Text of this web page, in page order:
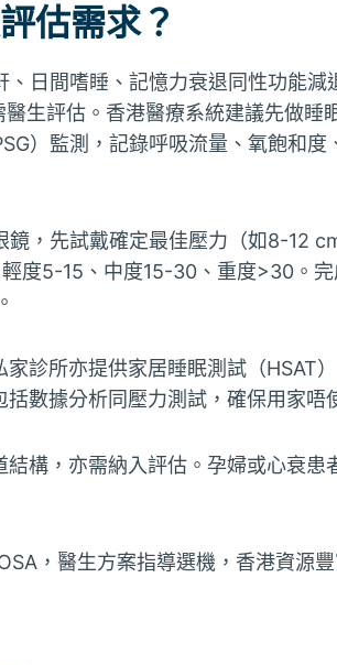
估需求？
日間嗜睡、記憶力衰退同性功能減
生評估。香港醫療系統建議先做睡
）監測，記錄呼吸流量、氧飽和度
，先試戴確定最佳壓力（如8-12
度5-15、中度15-30、重度>30。
診所亦提供家居睡眠測試（HSAT
數據分析同壓力測試，確保用家唔
構，亦需納入評估。孕婦或心衰患
，醫生方案指導選機，香港資源